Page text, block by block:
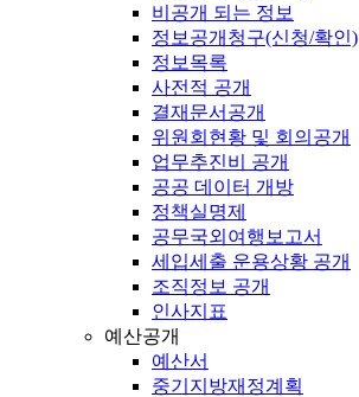
비공개 되는 정보
정보공개청구(신청/확인)
정보목록
사전적 공개
결재문서공개
위원회현황 및 회의공개
업무추진비 공개
공공 데이터 개방
정책실명제
공무국외여행보고서
세입세출 운용상황 공개
조직정보 공개
인사지표
예산공개
예산서
중기지방재정계획